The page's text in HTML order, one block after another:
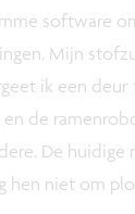
software
Mijn
ik een
de
De
hen niet om